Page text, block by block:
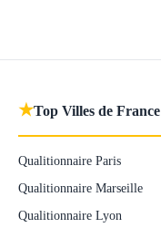
★Top Villes de France
Qualitionnaire Paris
Qualitionnaire Marseille
Qualitionnaire Lyon